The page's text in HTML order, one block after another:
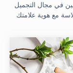
في مجال التجميل
مع هوية علامتك